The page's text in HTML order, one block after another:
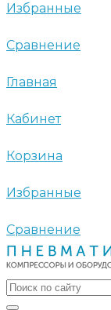
Избранные
Сравнение
Главная
Кабинет
Корзина
Избранные
Сравнение